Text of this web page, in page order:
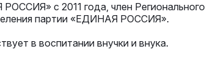
с 2011 года, член Регионального
партии «ЕДИНАЯ РОССИЯ».
в воспитании внучки и внука.